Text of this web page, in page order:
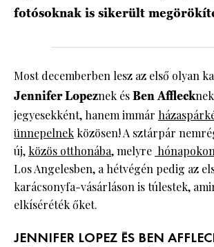
fotósoknak is sikerült
Most decemberben lesz az első olyan
Jennifer Lopeznek ésBen Affleck
jegyesekként, hanem immár
ünnepelnek közösen! A sztárpár
új, közös otthonába, melyre
Los Angelesben, a hétvégén pedig az
karácsonyfa-vásárláson is túlestek,
elkíséréték őket.
JENNIFER LOPEZ ÉS BEN